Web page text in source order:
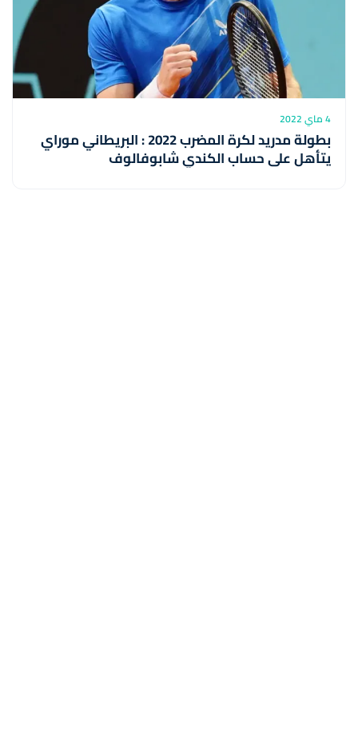
4 ماي 2022
بطولة مدريد لكرة المضرب 2022 : البريطاني موراي
يتأهل على حساب الكندي شابوفالوف